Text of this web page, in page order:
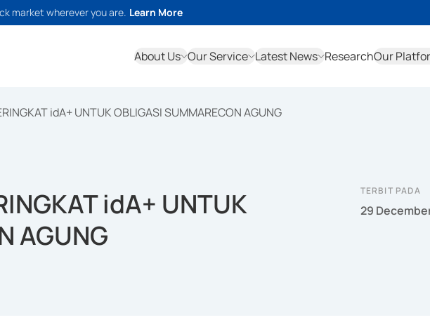
market wherever you are. Learn More
About Us Our Service Latest News ResearchOur
idA+ UNTUK OBLIGASI SUMMARECON AGUNG
idA+ UNTUK
AGUNG
TERBIT PADA
29